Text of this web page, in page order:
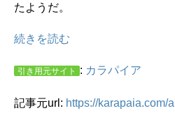
たようだ。
続きを読む
引き用元サイト : カラパイア
記事元url: https://karapaia.com/